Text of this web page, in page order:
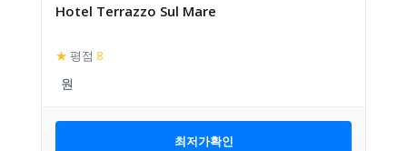
Hotel Terrazzo Sul Mare
★ 평점 8
최저가확인